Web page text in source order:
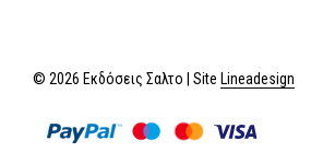
© 2026 Εκδόσεις Σαλτο | Site Lineadesign